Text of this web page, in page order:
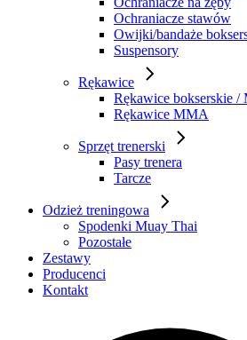
Ochraniacze stawów
Owijki/bandaże
Suspensory
Rękawice
Rękawice bokserskie /
Rękawice MMA
Sprzęt trenerski
Pasy trenera
Tarcze
Odzież treningowa
Spodenki Muay Thai
Pozostałe
Zestawy
Producenci
Kontakt